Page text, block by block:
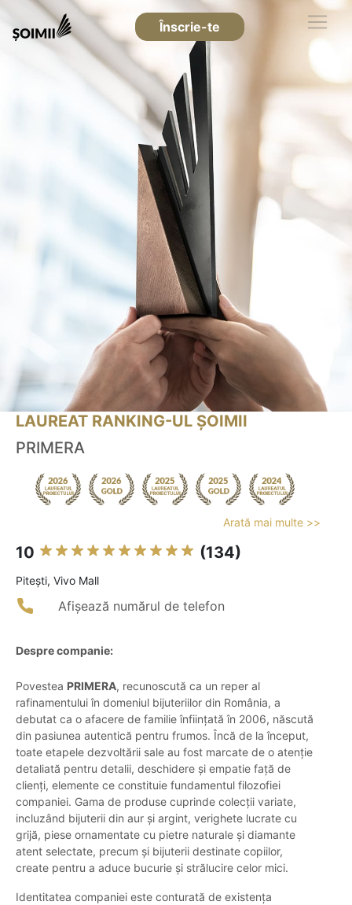
Înscrie-te
LAUREAT RANKING-UL ȘOIMII
PRIMERA
Arată mai multe >>
10 (134)
Piteşti, Vivo Mall
Afișează numărul de telefon
Despre companie:
Povestea PRIMERA, recunoscută ca un reper al
rafinamentului în domeniul bijuteriilor din România, a
debutat ca o afacere de familie înființată în 2006, născută
din pasiunea autentică pentru frumos. Încă de la început,
toate etapele dezvoltării sale au fost marcate de o atenție
detaliată pentru detalii, deschidere și empatie față de
clienți, elemente ce constituie fundamentul filozofiei
companiei. Gama de produse cuprinde colecții variate,
incluzând bijuterii din aur și argint, verighete lucrate cu
grijă, piese ornamentate cu pietre naturale și diamante
atent selectate, precum și bijuterii destinate copiilor,
create pentru a aduce bucurie și strălucire celor mici.
Identitatea companiei este conturată de existența